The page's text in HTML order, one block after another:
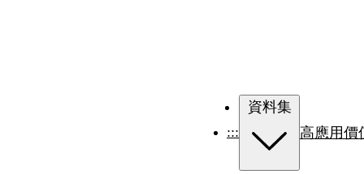
:::
資料集
高應用價